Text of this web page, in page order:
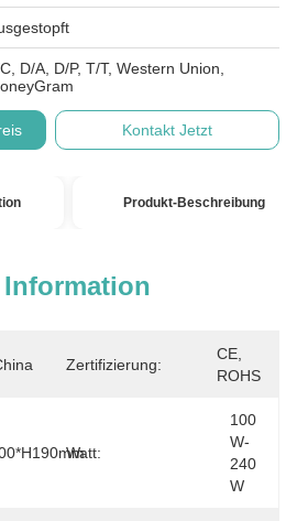
D/A, D/P, T/T, Western Union,
Kontakt Jetzt
Produkt-Beschreibung
Zertifizierung:
CE,
ROHS
Watt:
100
W-
240
W